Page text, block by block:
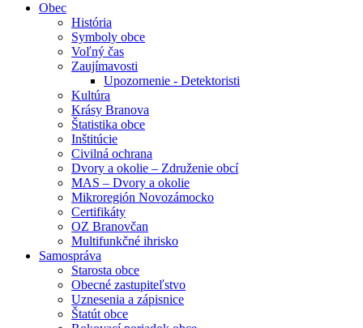
Obec
História
Symboly obce
Voľný čas
Zaujímavosti
Upozornenie - Detektoristi
Kultúra
Krásy Branova
Štatistika obce
Inštitúcie
Civilná ochrana
Dvory a okolie – Združenie obcí
MAS – Dvory a okolie
Mikroregión Novozámocko
Certifikáty
OZ Branovčan
Multifunkčné ihrisko
Samospráva
Starosta obce
Obecné zastupiteľstvo
Uznesenia a zápisnice
Štatút obce